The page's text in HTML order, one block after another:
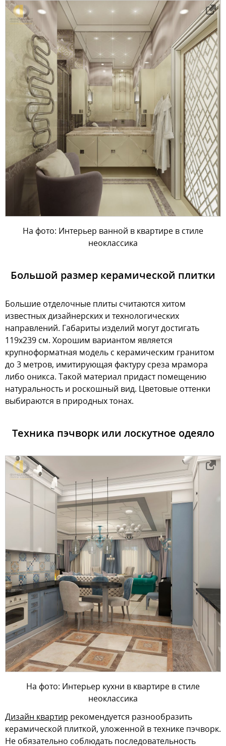
На фото: Интерьер ванной в квартире в стиле
неоклассика
Большой размер керамической плитки
Большие отделочные плиты считаются хитом
известных дизайнерских и технологических
направлений. Габариты изделий могут достигать
119x239 см. Хорошим вариантом является
крупноформатная модель с керамическим гранитом
до 3 метров, имитирующая фактуру среза мрамора
либо оникса. Такой материал придаст помещению
натуральность и роскошный вид. Цветовые оттенки
выбираются в природных тонах.
Техника пэчворк или лоскутное одеяло
На фото: Интерьер кухни в квартире в стиле
неоклассика
Дизайн квартир рекомендуется разнообразить
керамической плиткой, уложенной в технике пэчворк.
Не обязательно соблюдать последовательность